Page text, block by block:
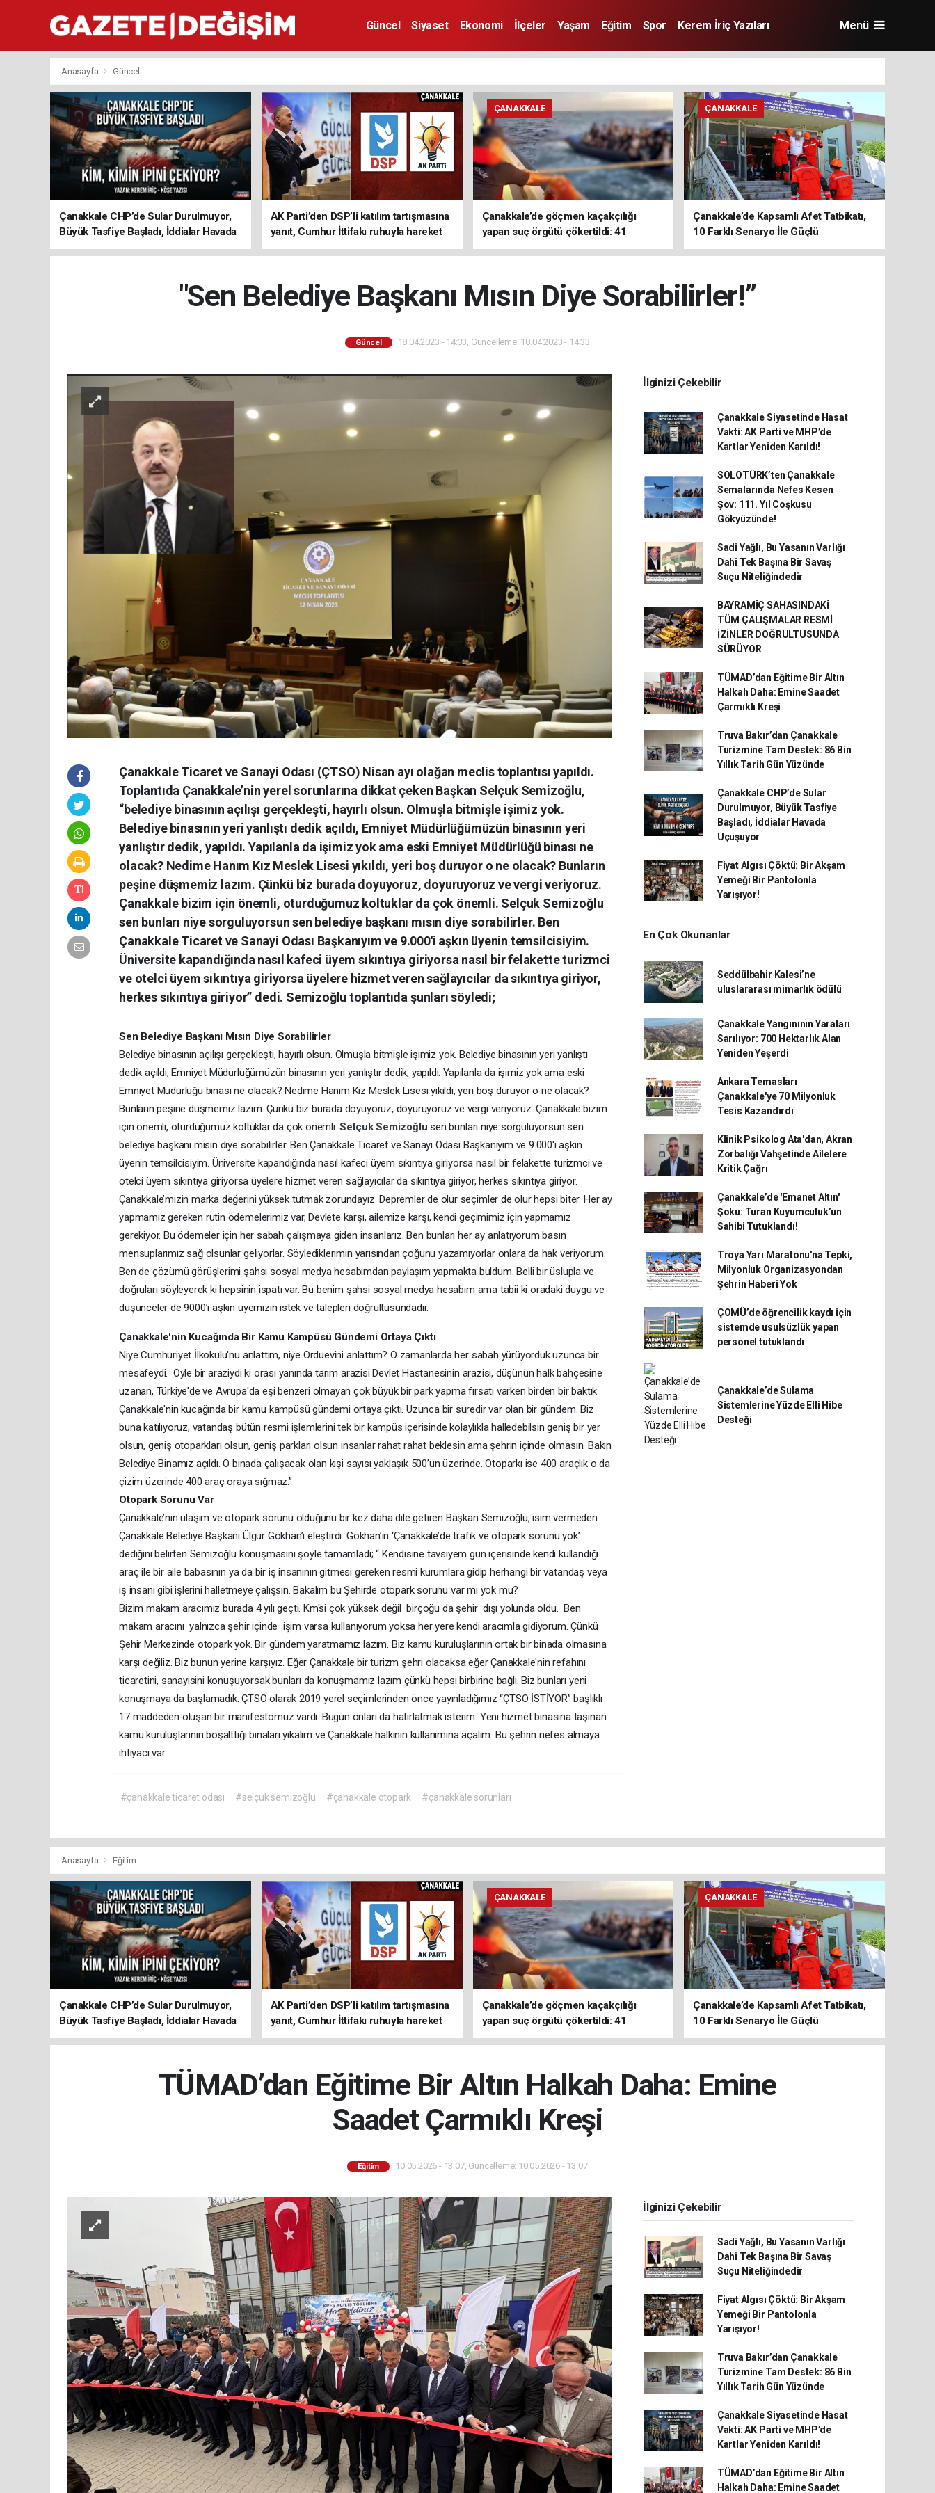
Güncel Siyaset Ekonomi İlçeler Yaşam Eğitim Spor Kerem İriç Yazıları Menü
Anasayfa Güncel
Çanakkale CHP’de Sular Durulmuyor,
Büyük Tasfiye Başladı, İddialar Havada
Uçuşuyor
AK Parti’den DSP’li katılım tartışmasına
yanıt, Cumhur İttifakı ruhuyla hareket
ediyoruz
ÇANAKKALE
Çanakkale’de göçmen kaçakçılığı
yapan suç örgütü çökertildi: 41
tutuklama
ÇANAKKALE
Çanakkale’de Kapsamlı Afet Tatbikatı,
10 Farklı Senaryo İle Güçlü
Koordinasyon
"Sen Belediye Başkanı Mısın Diye Sorabilirler!”
Güncel 18.04.2023 - 14:33, Güncelleme: 18.04.2023 - 14:33
Çanakkale Ticaret ve Sanayi Odası (ÇTSO) Nisan ayı olağan meclis toplantısı yapıldı.
Toplantıda Çanakkale’nin yerel sorunlarına dikkat çeken Başkan Selçuk Semizoğlu,
“belediye binasının açılışı gerçekleşti, hayırlı olsun. Olmuşla bitmişle işimiz yok.
Belediye binasının yeri yanlıştı dedik açıldı, Emniyet Müdürlüğümüzün binasının yeri
yanlıştır dedik, yapıldı. Yapılanla da işimiz yok ama eski Emniyet Müdürlüğü binası ne
olacak? Nedime Hanım Kız Meslek Lisesi yıkıldı, yeri boş duruyor o ne olacak? Bunların
peşine düşmemiz lazım. Çünkü biz burada doyuyoruz, doyuruyoruz ve vergi veriyoruz.
Çanakkale bizim için önemli, oturduğumuz koltuklar da çok önemli. Selçuk Semizoğlu
sen bunları niye sorguluyorsun sen belediye başkanı mısın diye sorabilirler. Ben
Çanakkale Ticaret ve Sanayi Odası Başkanıyım ve 9.000'i aşkın üyenin temsilcisiyim.
Üniversite kapandığında nasıl kafeci üyem sıkıntıya giriyorsa nasıl bir felakette turizmci
ve otelci üyem sıkıntıya giriyorsa üyelere hizmet veren sağlayıcılar da sıkıntıya giriyor,
herkes sıkıntıya giriyor” dedi. Semizoğlu toplantıda şunları söyledi;
Sen Belediye Başkanı Mısın Diye Sorabilirler
Belediye binasının açılışı gerçekleşti, hayırlı olsun. Olmuşla bitmişle işimiz yok. Belediye binasının yeri yanlıştı
dedik açıldı, Emniyet Müdürlüğümüzün binasının yeri yanlıştır dedik, yapıldı. Yapılanla da işimiz yok ama eski
Emniyet Müdürlüğü binası ne olacak? Nedime Hanım Kız Meslek Lisesi yıkıldı, yeri boş duruyor o ne olacak?
Bunların peşine düşmemiz lazım. Çünkü biz burada doyuyoruz, doyuruyoruz ve vergi veriyoruz. Çanakkale bizim
için önemli, oturduğumuz koltuklar da çok önemli.Selçuk Semizoğlusen bunları niye sorguluyorsun sen
belediye başkanı mısın diye sorabilirler. Ben Çanakkale Ticaret ve Sanayi Odası Başkanıyım ve 9.000'i aşkın
üyenin temsilcisiyim. Üniversite kapandığında nasıl kafeci üyem sıkıntıya giriyorsa nasıl bir felakette turizmci ve
otelci üyem sıkıntıya giriyorsa üyelere hizmet veren sağlayıcılar da sıkıntıya giriyor, herkes sıkıntıya giriyor.
Çanakkale’mizin marka değerini yüksek tutmak zorundayız. Depremler de olur seçimler de olur hepsi biter. Her ay
yapmamız gereken rutin ödemelerimiz var, Devlete karşı, ailemize karşı, kendi geçimimiz için yapmamız
gerekiyor. Bu ödemeler için her sabah çalışmaya giden insanlarız. Ben bunları her ay anlatıyorum basın
mensuplarımız sağ olsunlar geliyorlar. Söylediklerimin yarısından çoğunu yazamıyorlar onlara da hak veriyorum.
Ben de çözümü görüşlerimi şahsi sosyal medya hesabımdan paylaşım yapmakta buldum. Belli bir üslupla ve
doğruları söyleyerek ki hepsinin ispatı var. Bu benim şahsi sosyal medya hesabım ama tabii ki oradaki duygu ve
düşünceler de 9000’i aşkın üyemizin istek ve talepleri doğrultusundadır.
Çanakkale'nin Kucağında Bir Kamu Kampüsü Gündemi Ortaya Çıktı
Niye Cumhuriyet İlkokulu'nu anlattım, niye Orduevini anlattım? O zamanlarda her sabah yürüyorduk uzunca bir
mesafeydi. Öyle bir araziydi ki orası yanında tarım arazisi Devlet Hastanesinin arazisi, düşünün halk bahçesine
uzanan, Türkiye'de ve Avrupa'da eşi benzeri olmayan çok büyük bir park yapma fırsatı varken birden bir baktık
Çanakkale'nin kucağında bir kamu kampüsü gündemi ortaya çıktı. Uzunca bir süredir var olan bir gündem. Biz
buna katılıyoruz, vatandaş bütün resmi işlemlerini tek bir kampüs içerisinde kolaylıkla halledebilsin geniş bir yer
olsun, geniş otoparkları olsun, geniş parkları olsun insanlar rahat rahat beklesin ama şehrin içinde olmasın. Bakın
Belediye Binamız açıldı. O binada çalışacak olan kişi sayısı yaklaşık 500’ün üzerinde. Otoparkı ise 400 araçlık o da
çizim üzerinde 400 araç oraya sığmaz.”
Otopark Sorunu Var
Çanakkale’nin ulaşım ve otopark sorunu olduğunu bir kez daha dile getiren Başkan Semizoğlu, isim vermeden
Çanakkale Belediye Başkanı Ülgür Gökhan’ı eleştirdi. Gökhan’ın ‘Çanakkale’de trafik ve otopark sorunu yok’
dediğini belirten Semizoğlu konuşmasını şöyle tamamladı; “ Kendisine tavsiyem gün içerisinde kendi kullandığı
araç ile bir aile babasının ya da bir iş insanının gitmesi gereken resmi kurumlara gidip herhangi bir vatandaş veya
iş insanı gibi işlerini halletmeye çalışsın. Bakalım bu Şehirde otopark sorunu var mı yok mu?
Bizim makam aracımız burada 4 yılı geçti. Km'si çok yüksek değil birçoğu da şehir dışı yolunda oldu. Ben
makam aracını yalnızca şehir içinde işim varsa kullanıyorum yoksa her yere kendi aracımla gidiyorum. Çünkü
Şehir Merkezinde otopark yok. Bir gündem yaratmamız lazım. Biz kamu kuruluşlarının ortak bir binada olmasına
karşı değiliz. Biz bunun yerine karşıyız. Eğer Çanakkale bir turizm şehri olacaksa eğer Çanakkale'nin refahını
ticaretini, sanayisini konuşuyorsak bunları da konuşmamız lazım çünkü hepsi birbirine bağlı. Biz bunları yeni
konuşmaya da başlamadık. ÇTSO olarak 2019 yerel seçimlerinden önce yayınladığımız “ÇTSO İSTİYOR” başlıklı
17 maddeden oluşan bir manifestomuz vardı. Bugün onları da hatırlatmak isterim. Yeni hizmet binasına taşınan
kamu kuruluşlarının boşalttığı binaları yıkalım ve Çanakkale halkının kullanımına açalım. Bu şehrin nefes almaya
ihtiyacı var.
#çanakkale ticaret odası #selçuk semizoğlu #çanakkale otopark #çanakkale sorunları
İlginizi Çekebilir
Çanakkale Siyasetinde Hasat
Vakti: AK Parti ve MHP’de
Kartlar Yeniden Karıldı!
SOLOTÜRK’ten Çanakkale
Semalarında Nefes Kesen
Şov: 111. Yıl Coşkusu
Gökyüzünde!
Sadi Yağlı, Bu Yasanın Varlığı
Dahi Tek Başına Bir Savaş
Suçu Niteliğindedir
BAYRAMİÇ SAHASINDAKİ
TÜM ÇALIŞMALAR RESMİ
İZİNLER DOĞRULTUSUNDA
SÜRÜYOR
TÜMAD’dan Eğitime Bir Altın
Halkah Daha: Emine Saadet
Çarmıklı Kreşi
Truva Bakır’dan Çanakkale
Turizmine Tam Destek: 86 Bin
Yıllık Tarih Gün Yüzünde
Çanakkale CHP’de Sular
Durulmuyor, Büyük Tasfiye
Başladı, İddialar Havada
Uçuşuyor
Fiyat Algısı Çöktü: Bir Akşam
Yemeği Bir Pantolonla
Yarışıyor!
En Çok Okunanlar
Seddülbahir Kalesi’ne
uluslararası mimarlık ödülü
Çanakkale Yangınının Yaraları
Sarılıyor: 700 Hektarlık Alan
Yeniden Yeşerdi
Ankara Temasları
Çanakkale'ye 70 Milyonluk
Tesis Kazandırdı
Klinik Psikolog Ata'dan, Akran
Zorbalığı Vahşetinde Ailelere
Kritik Çağrı
Çanakkale’de 'Emanet Altın'
Şoku: Turan Kuyumculuk’un
Sahibi Tutuklandı!
Troya Yarı Maratonu'na Tepki,
Milyonluk Organizasyondan
Şehrin Haberi Yok
ÇOMÜ’de öğrencilik kaydı için
sistemde usulsüzlük yapan
personel tutuklandı
Çanakkale’de Sulama
Sistemlerine Yüzde Elli Hibe
Desteği
Anasayfa Eğitim
Çanakkale CHP’de Sular Durulmuyor,
Büyük Tasfiye Başladı, İddialar Havada
Uçuşuyor
AK Parti’den DSP’li katılım tartışmasına
yanıt, Cumhur İttifakı ruhuyla hareket
ediyoruz
ÇANAKKALE
Çanakkale’de göçmen kaçakçılığı
yapan suç örgütü çökertildi: 41
tutuklama
ÇANAKKALE
Çanakkale’de Kapsamlı Afet Tatbikatı,
10 Farklı Senaryo İle Güçlü
Koordinasyon
TÜMAD’dan Eğitime Bir Altın Halkah Daha: Emine
Saadet Çarmıklı Kreşi
Eğitim 10.05.2026 - 13:07, Güncelleme: 10.05.2026 - 13:07
İlginizi Çekebilir
Sadi Yağlı, Bu Yasanın Varlığı
Dahi Tek Başına Bir Savaş
Suçu Niteliğindedir
Fiyat Algısı Çöktü: Bir Akşam
Yemeği Bir Pantolonla
Yarışıyor!
Truva Bakır’dan Çanakkale
Turizmine Tam Destek: 86 Bin
Yıllık Tarih Gün Yüzünde
Çanakkale Siyasetinde Hasat
Vakti: AK Parti ve MHP’de
Kartlar Yeniden Karıldı!
TÜMAD’dan Eğitime Bir Altın
Halkah Daha: Emine Saadet